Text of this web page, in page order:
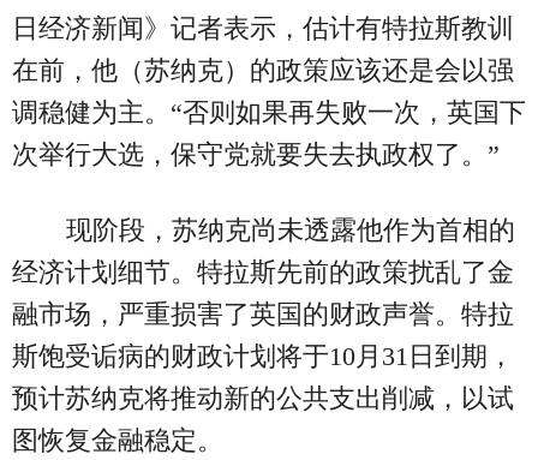
日经济新闻》记者表示，估计有特拉斯教训
在前，他（苏纳克）的政策应该还是会以强
调稳健为主。“否则如果再失败一次，英国下
次举行大选，保守党就要失去执政权了。”
现阶段，苏纳克尚未透露他作为首相的
经济计划细节。特拉斯先前的政策扰乱了金
融市场，严重损害了英国的财政声誉。特拉
斯饱受诟病的财政计划将于10月31日到期，
预计苏纳克将推动新的公共支出削减，以试
图恢复金融稳定。